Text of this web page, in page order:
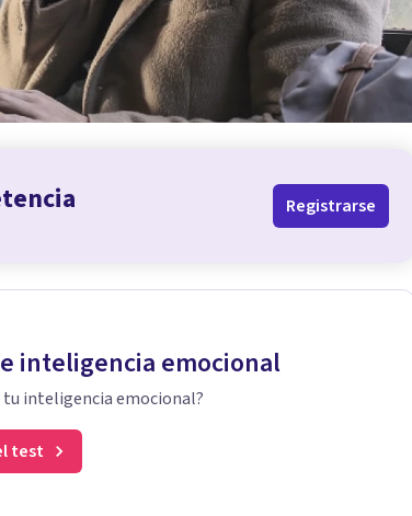
Registrarse
inteligencia emocional
tu inteligencia emocional?
test